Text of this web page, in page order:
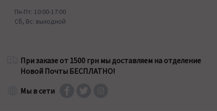
Пн-Пт: 10:00-17:00
Сб, Вс: выходной
При заказе от 1500 грн мы доставляем на отделение
Новой Почты БЕСПЛАТНО!
Мы в сети